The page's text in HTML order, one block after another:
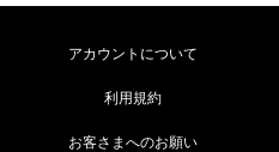
アカウントについて
利用規約
お客さまへのお願い